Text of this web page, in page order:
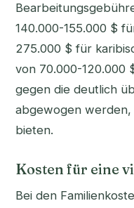
140.000-155.000 $
275.000 $ für
von 70.000-120.000
gegen die deutlich
abgewogen werden,
bieten.
Kosten für eine
Bei den